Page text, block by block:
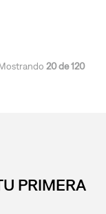
20 de 120
PRIMERA